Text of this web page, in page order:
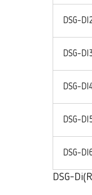
DSG-
DSG-
DSG-
DSG-
DSG-
DSG-